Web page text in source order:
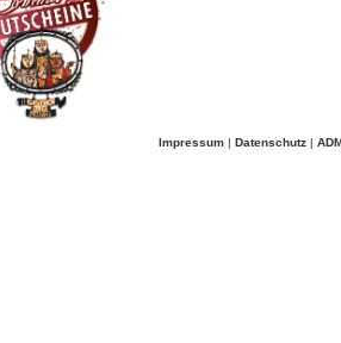
Impressum | Datenschutz |